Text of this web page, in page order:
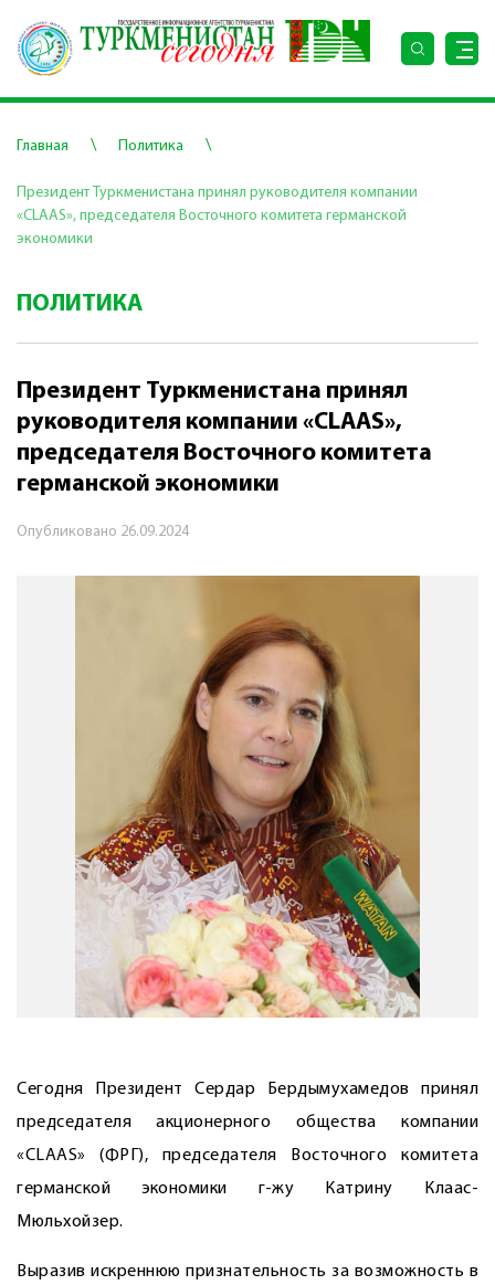
Главная \ Политика \
Президент Туркменистана принял руководителя компании
«CLAAS», председателя Восточного комитета германской
экономики
ПОЛИТИКА
Президент Туркменистана принял
руководителя компании «CLAAS»,
председателя Восточного комитета
германской экономики
Опубликовано 26.09.2024
Сегодня Президент Сердар Бердымухамедов принял
председателя акционерного общества компании
«CLAAS» (ФРГ), председателя Восточного комитета
германской экономики г-жу Катрину Клаас-
Мюльхойзер.
Выразив искреннюю признательность за возможность в